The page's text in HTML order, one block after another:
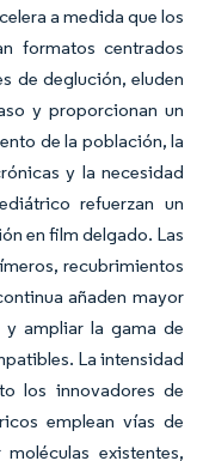
a medida que los
formatos centrados
de deglución, eluden
y proporcionan un
de la población, la
y la necesidad
refuerzan un
en film delgado. Las
recubrimientos
añaden mayor
ampliar la gama de
La intensidad
los innovadores de
emplean vías de
existentes,